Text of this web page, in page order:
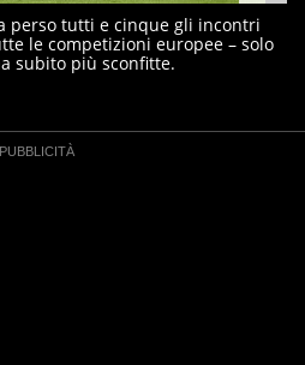
perso tutti e cinque gli incontri
le competizioni europee – solo
subito più sconfitte.